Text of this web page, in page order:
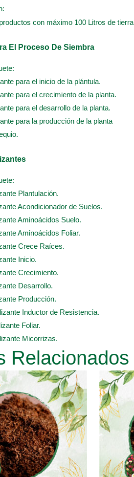
con máximo 100 Litros de
El Proceso De Siembra
para el inicio de la plántula.
para el crecimiento de la planta.
para el desarrollo de la planta.
para la producción de la planta
Plantulación.
Acondicionador de Suelos.
Aminoácidos Suelo.
Aminoácidos Foliar.
Crece Raíces.
Inicio.
Crecimiento.
Desarrollo.
Producción.
Inductor de Resistencia.
Foliar.
Micorrizas.
Relacionados